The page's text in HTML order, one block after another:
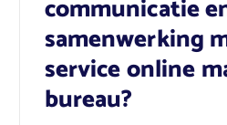
communicatie
samenwerking
service online
bureau?